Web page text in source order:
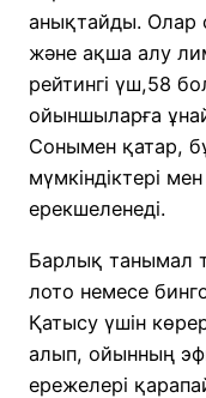
анықтайды. Олар
және ақша алу
рейтингі үш,58
ойыншыларға
Сонымен қатар,
мүмкіндіктері
ерекшеленеді.
Барлық танымал
лото немесе
Қатысу үшін
алып, ойынның
ережелері